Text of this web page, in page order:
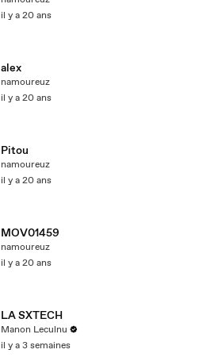
il y a 20 ans
alex
namoureuz
il y a 20 ans
Pitou
namoureuz
il y a 20 ans
MOV01459
namoureuz
il y a 20 ans
LA SXTECH
Manon Leculnu
il y a 3 semaines